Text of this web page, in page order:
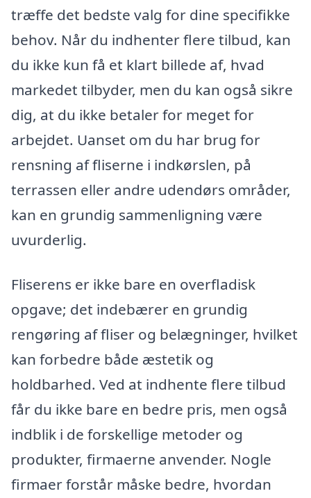
træffe det bedste valg for dine specifikke
behov. Når du indhenter flere tilbud, kan
du ikke kun få et klart billede af, hvad
markedet tilbyder, men du kan også sikre
dig, at du ikke betaler for meget for
arbejdet. Uanset om du har brug for
rensning af fliserne i indkørslen, på
terrassen eller andre udendørs områder,
kan en grundig sammenligning være
uvurderlig.
Fliserens er ikke bare en overfladisk
opgave; det indebærer en grundig
rengøring af fliser og belægninger, hvilket
kan forbedre både æstetik og
holdbarhed. Ved at indhente flere tilbud
får du ikke bare en bedre pris, men også
indblik i de forskellige metoder og
produkter, firmaerne anvender. Nogle
firmaer forstår måske bedre, hvordan